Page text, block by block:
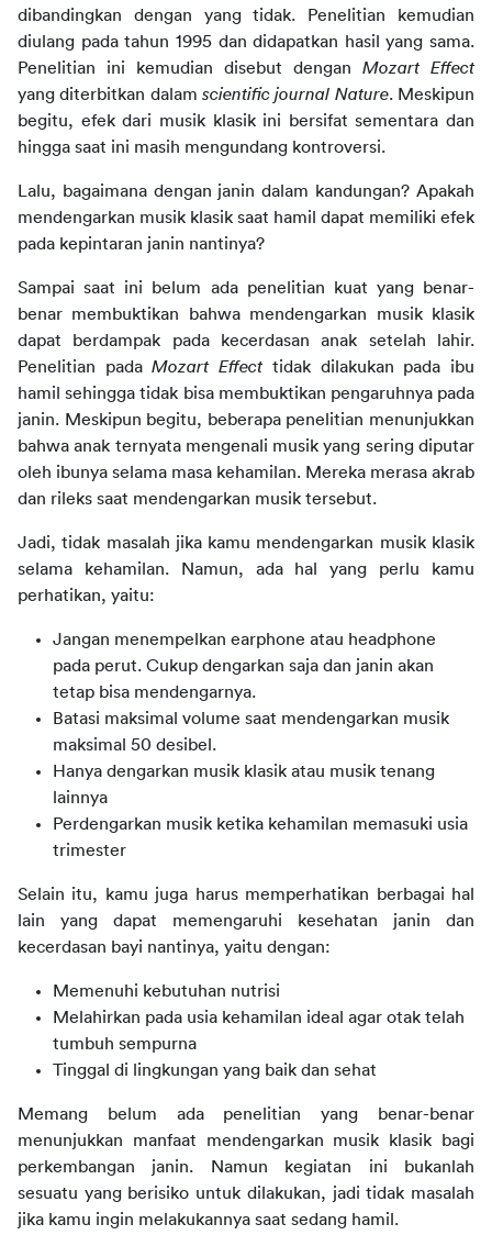
dibandingkan dengan yang tidak. Penelitian kemudian
diulang pada tahun 1995 dan didapatkan hasil yang sama.
Penelitian ini kemudian disebut dengan Mozart Effect
yang diterbitkan dalam scientific journal Nature. Meskipun
begitu, efek dari musik klasik ini bersifat sementara dan
hingga saat ini masih mengundang kontroversi.
Lalu, bagaimana dengan janin dalam kandungan? Apakah
mendengarkan musik klasik saat hamil dapat memiliki efek
pada kepintaran janin nantinya?
Sampai saat ini belum ada penelitian kuat yang benar-
benar membuktikan bahwa mendengarkan musik klasik
dapat berdampak pada kecerdasan anak setelah lahir.
Penelitian pada Mozart Effect tidak dilakukan pada ibu
hamil sehingga tidak bisa membuktikan pengaruhnya pada
janin. Meskipun begitu, beberapa penelitian menunjukkan
bahwa anak ternyata mengenali musik yang sering diputar
oleh ibunya selama masa kehamilan. Mereka merasa akrab
dan rileks saat mendengarkan musik tersebut.
Jadi, tidak masalah jika kamu mendengarkan musik klasik
selama kehamilan. Namun, ada hal yang perlu kamu
perhatikan, yaitu:
Jangan menempelkan earphone atau headphone
pada perut. Cukup dengarkan saja dan janin akan
tetap bisa mendengarnya.
Batasi maksimal volume saat mendengarkan musik
maksimal 50 desibel.
Hanya dengarkan musik klasik atau musik tenang
lainnya
Perdengarkan musik ketika kehamilan memasuki usia
trimester
Selain itu, kamu juga harus memperhatikan berbagai hal
lain yang dapat memengaruhi kesehatan janin dan
kecerdasan bayi nantinya, yaitu dengan:
Memenuhi kebutuhan nutrisi
Melahirkan pada usia kehamilan ideal agar otak telah
tumbuh sempurna
Tinggal di lingkungan yang baik dan sehat
Memang belum ada penelitian yang benar-benar
menunjukkan manfaat mendengarkan musik klasik bagi
perkembangan janin. Namun kegiatan ini bukanlah
sesuatu yang berisiko untuk dilakukan, jadi tidak masalah
jika kamu ingin melakukannya saat sedang hamil.